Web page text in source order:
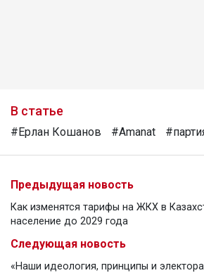
В статье
#Ерлан Кошанов #Amanat
Предыдущая новость
Как изменятся тарифы на ЖКХ в
население до 2029 года
Следующая новость
«Наши идеология, принципы и